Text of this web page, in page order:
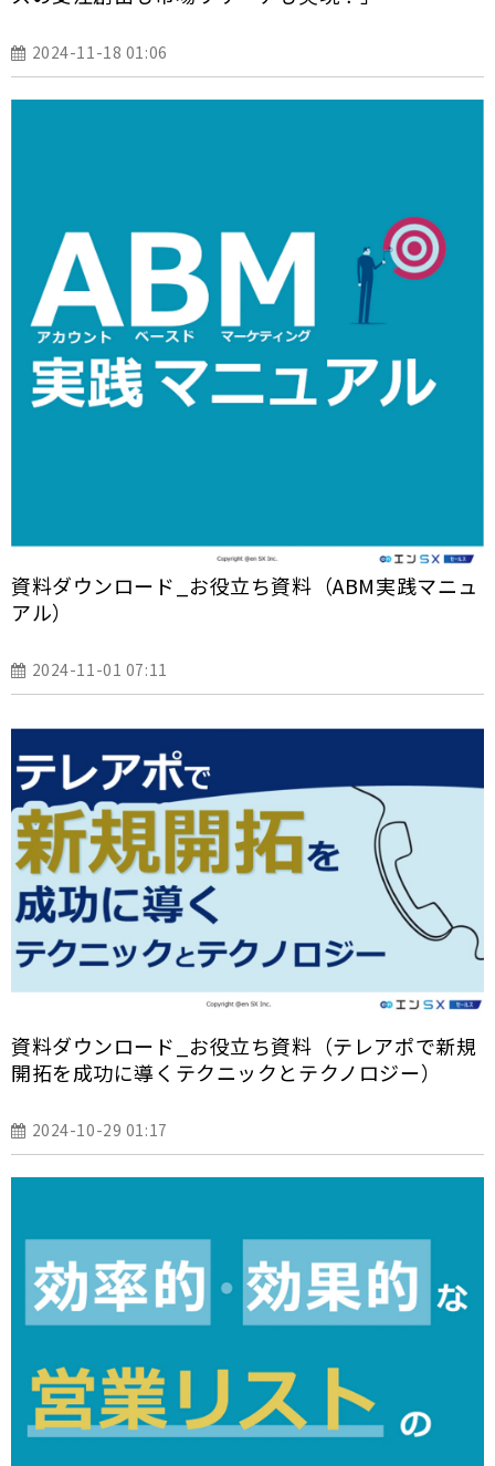
2024-11-18 01:06
資料ダウンロード_お役立ち資料（ABM実践マニュ
アル）
2024-11-01 07:11
資料ダウンロード_お役立ち資料（テレアポで新規
開拓を成功に導くテクニックとテクノロジー）
2024-10-29 01:17